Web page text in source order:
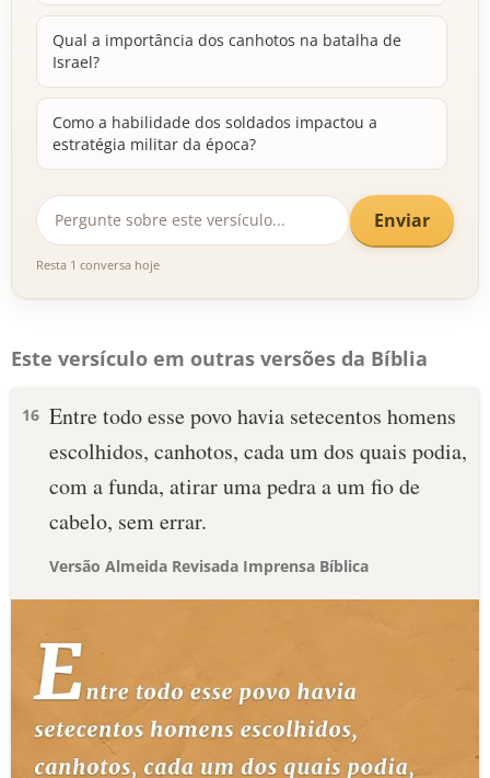
Qual a importância dos canhotos na batalha de
Israel?
Como a habilidade dos soldados impactou a
estratégia militar da época?
Enviar
Resta 1 conversa hoje
Este versículo em outras versões da Bíblia
16 Entre todo esse povo havia setecentos homens
escolhidos, canhotos, cada um dos quais podia,
com a funda, atirar uma pedra a um fio de
cabelo, sem errar.
Versão Almeida Revisada Imprensa Bíblica